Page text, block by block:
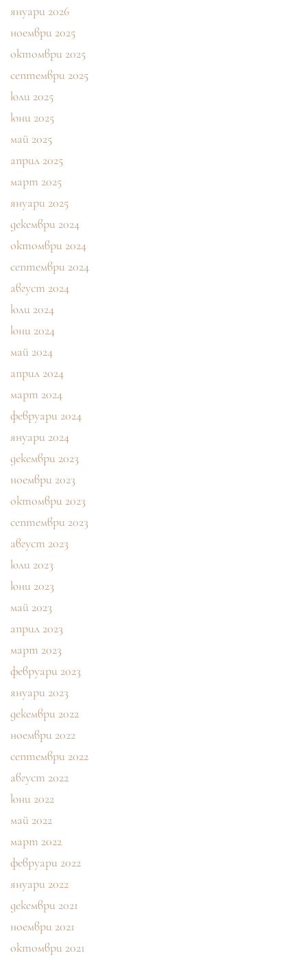
януари 2026
ноември 2025
октомври 2025
септември 2025
юли 2025
юни 2025
май 2025
април 2025
март 2025
януари 2025
декември 2024
октомври 2024
септември 2024
август 2024
юли 2024
юни 2024
май 2024
април 2024
март 2024
февруари 2024
януари 2024
декември 2023
ноември 2023
октомври 2023
септември 2023
август 2023
юли 2023
юни 2023
май 2023
април 2023
март 2023
февруари 2023
януари 2023
декември 2022
ноември 2022
септември 2022
август 2022
юни 2022
май 2022
март 2022
февруари 2022
януари 2022
декември 2021
ноември 2021
октомври 2021